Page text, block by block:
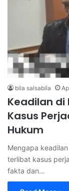
bila salsabila
Keadilan di
Kasus
Hukum
Mengapa
terlibat kasus
fakta dan…